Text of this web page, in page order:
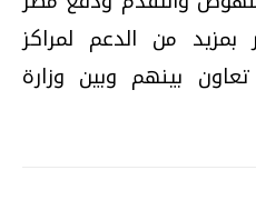
بمزيد من الدعم لمراكز
بينهم وبين وزارة